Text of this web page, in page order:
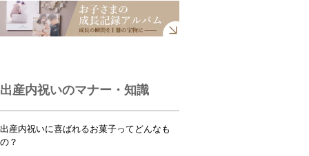
出産内祝いのマナー・知識
出産内祝いに喜ばれるお菓子ってどんなも
の？